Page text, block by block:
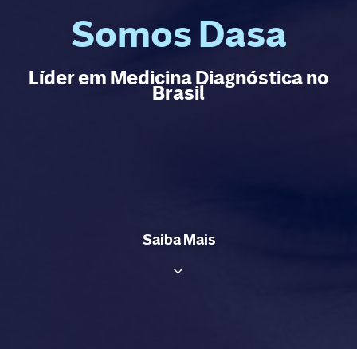
Somos Dasa
Líder em Medicina Diagnóstica no
Brasil
Saiba Mais